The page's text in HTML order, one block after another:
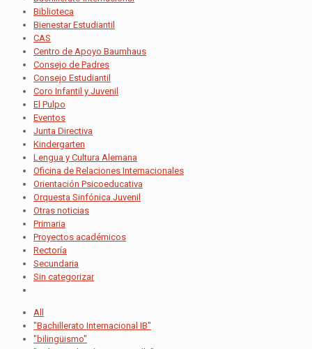
Biblioteca
Bienestar Estudiantil
CAS
Centro de Apoyo Baumhaus
Consejo de Padres
Consejo Estudiantil
Coro Infantil y Juvenil
El Pulpo
Eventos
Junta Directiva
Kindergarten
Lengua y Cultura Alemana
Oficina de Relaciones Internacionales
Orientación Psicoeducativa
Orquesta Sinfónica Juvenil
Otras noticias
Primaria
Proyectos académicos
Rectoría
Secundaria
Sin categorizar
All
"Bachillerato Internacional IB"
"bilingüismo"